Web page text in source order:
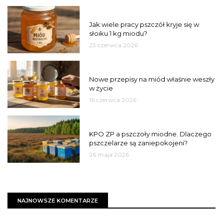
Jak wiele pracy pszczół kryje się w
słoiku 1 kg miodu?
23 czerwca 2026
Nowe przepisy na miód właśnie weszły
w życie
16 czerwca 2026
KPO ZP a pszczoły miodne. Dlaczego
pszczelarze są zaniepokojeni?
26 maja 2026
NAJNOWSZE KOMENTARZE